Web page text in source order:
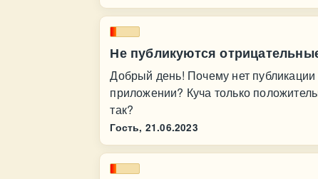
Не публикуются
Добрый день! Почему нет
приложении? Куча только
так?
Гость, 21.06.2023